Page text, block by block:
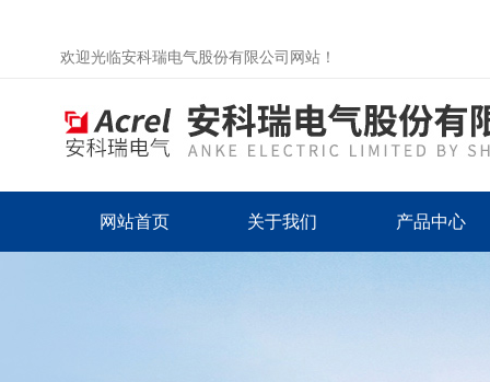
欢迎光临安科瑞电气股份有限公司网站！
网站首页 关于我们 产品中心